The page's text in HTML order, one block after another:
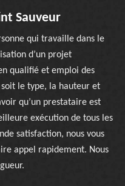
Sauveur
qui travaille dans le
d’un projet
qualifié et emploi des
le type, la hauteur et
qu’un prestataire est
exécution de tous les
satisfaction, nous vous
appel rapidement. Nous